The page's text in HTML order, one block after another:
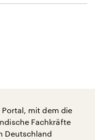
Portal, mit dem die
Fachkräfte
Deutschland